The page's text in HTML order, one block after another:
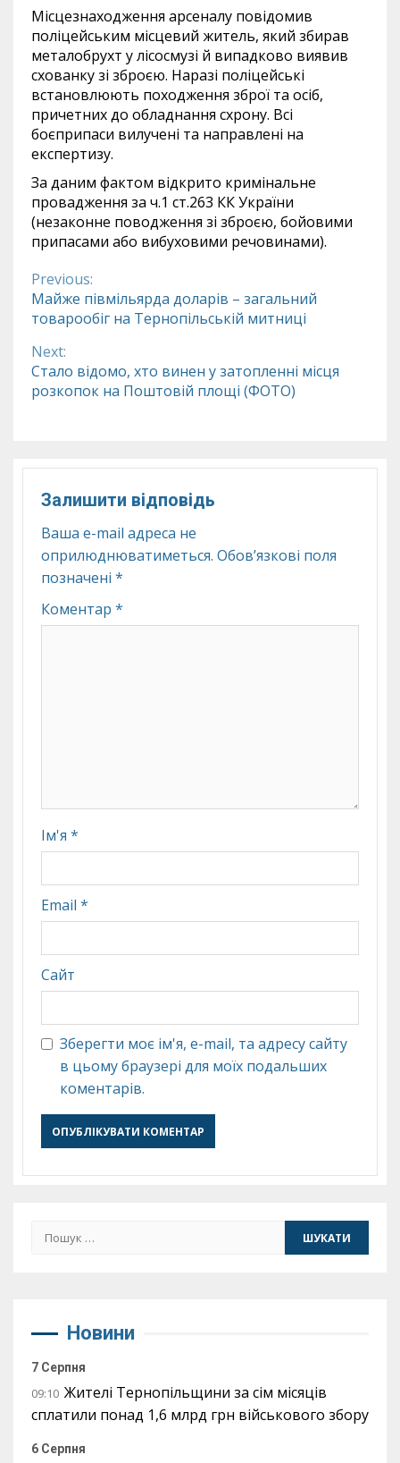
Місцезнаходження арсеналу повідомив
поліцейським місцевий житель, який збирав
металобрухт у лісосмузі й випадково виявив
схованку зі зброєю. Наразі поліцейські
встановлюють походження зброї та осіб,
причетних до обладнання схрону. Всі
боєприпаси вилучені та направлені на
експертизу.
За даним фактом відкрито кримінальне
провадження за ч.1 ст.263 КК України
(незаконне поводження зі зброєю, бойовими
припасами або вибуховими речовинами).
Continue
Reading
Previous:
Майже півмільярда доларів – загальний
товарообіг на Тернопільській митниці
Next:
Стало відомо, хто винен у затопленні місця
розкопок на Поштовій площі (ФОТО)
Залишити відповідь
Ваша e-mail адреса не
оприлюднюватиметься. Обов’язкові поля
позначені *
Коментар *
Ім'я *
Email *
Сайт
Зберегти моє ім'я, e-mail, та адресу сайту
в цьому браузері для моїх подальших
коментарів.
Пошук:
Новини
7 Серпня
09:10 Жителі Тернопільщини за сім місяців
сплатили понад 1,6 млрд грн військового збору
6 Серпня